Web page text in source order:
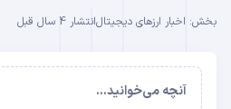
بخش: اخبار ارزهای دیجیتالانتشار 4 سال قبل
آنچه می‌خوانید...